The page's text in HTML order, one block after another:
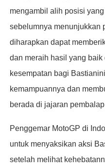
mengambil alih posisi
sebelumnya menunjukkan
diharapkan dapat
dan meraih hasil yang
kesempatan bagi
kemampuannya dan
berada di jajaran
Penggemar MotoGP di
untuk menyaksikan aksi
setelah melihat